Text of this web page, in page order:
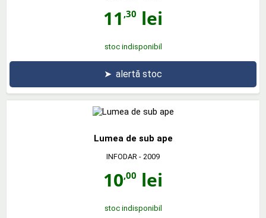
11 ,30 lei
stoc indisponibil
➤ alertă stoc
Lumea de sub ape
INFODAR - 2009
10,00 lei
stoc indisponibil